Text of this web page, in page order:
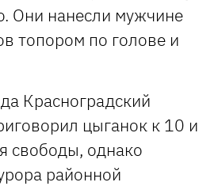
Они нанесли мужчине
топором по голове и
Красноградский
цыганок к 10 и
свободы, однако
районной